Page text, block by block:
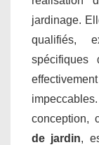
jardinage.
qualifiés,
conception,
de jardin,